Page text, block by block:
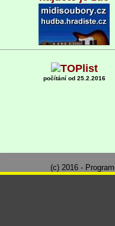
počítání od 25.2.2016
(c) 2016 -